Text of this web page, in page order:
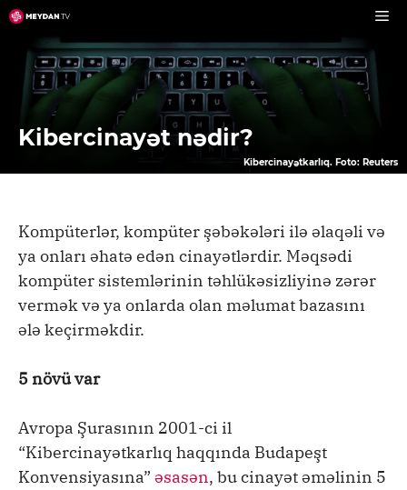
Skip
content
Kibercinayət nədir?
Kibercinayətkarlıq. Foto: Reuters
Kompüterlər, kompüter şəbəkələri ilə əlaqəli və
ya onları əhatə edən cinayətlərdir. Məqsədi
kompüter sistemlərinin təhlükəsizliyinə zərər
vermək və ya onlarda olan məlumat bazasını
ələ keçirməkdir.
5 növü var
Avropa Şurasının 2001-ci il
“Kibercinayətkarlıq haqqında Budapeşt
Konvensiyasına” əsasən, bu cinayət əməlinin 5